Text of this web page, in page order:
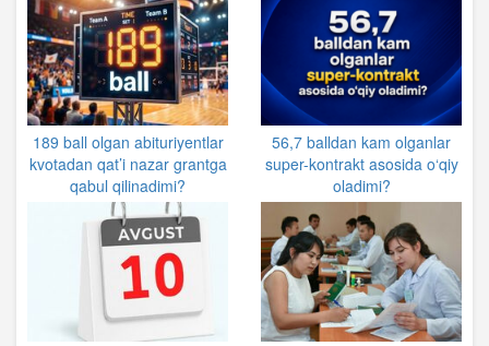
189 ball olgan abituriyentlar
kvotadan qat’i nazar grantga
qabul qilinadimi?
56,7 balldan kam olganlar
super-kontrakt asosida o‘qiy
oladimi?